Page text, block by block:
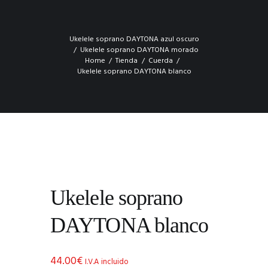
Ukelele soprano DAYTONA azul oscuro
Ukelele soprano DAYTONA morado
Home
Tienda
Cuerda
Ukelele soprano DAYTONA blanco
Ukelele soprano
DAYTONA blanco
44.00€I.V.A incluido